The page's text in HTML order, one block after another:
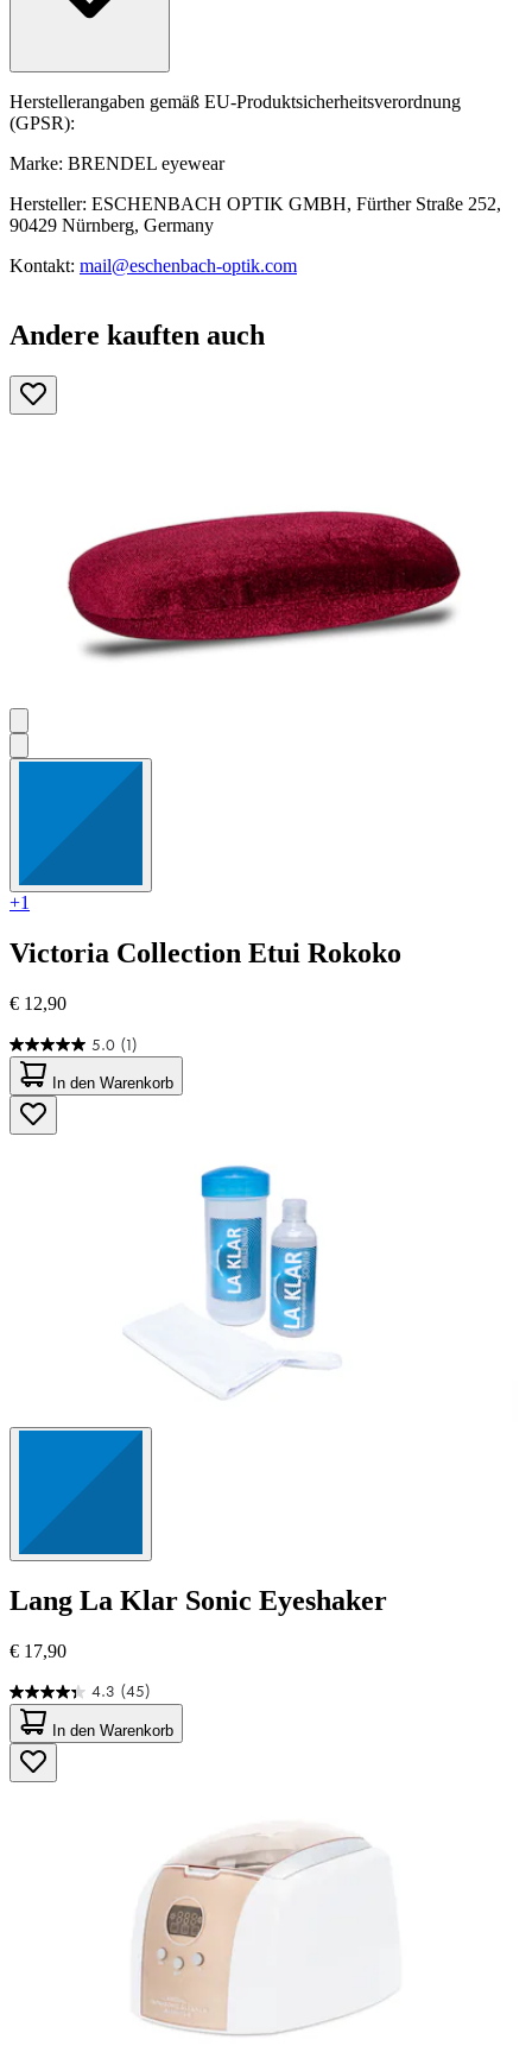
Herstellerangaben gemäß EU-Produktsicherheitsverordnung
(GPSR):
Marke: BRENDEL eyewear
Hersteller: ESCHENBACH OPTIK GMBH, Fürther Straße 252,
90429 Nürnberg, Germany
Kontakt: mail@eschenbach-optik.com
Andere kauften auch
+1
Victoria Collection Etui Rokoko
€ 12,90
5.0 (1)
5.0
von
5
Sternen.
1
In den Warenkorb
Lang La Klar Sonic Eyeshaker
€ 17,90
4.3 (45)
4.3
von
5
Sternen.
45
In den Warenkorb